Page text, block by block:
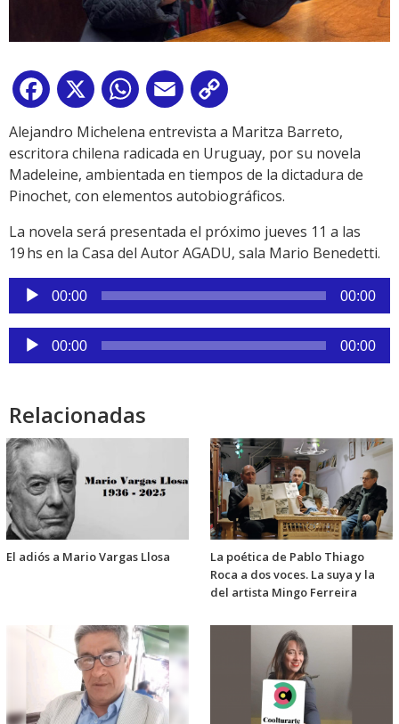
Facebook
X WhatsApp
Email
Link
Alejandro Michelena entrevista a Maritza Barreto,
escritora chilena radicada en Uruguay, por su novela
Madeleine, ambientada en tiempos de la dictadura de
Pinochet, con elementos autobiográficos.
La novela será presentada el próximo jueves 11 a las
19 hs en la Casa del Autor AGADU, sala Mario Benedetti.
Reproductor
de
audio
00:00 00:00
Reproductor
de
00:00 00:00
Relacionadas
El adiós a Mario Vargas Llosa
La poética de Pablo Thiago
Roca a dos voces. La suya y la
del artista Mingo Ferreira